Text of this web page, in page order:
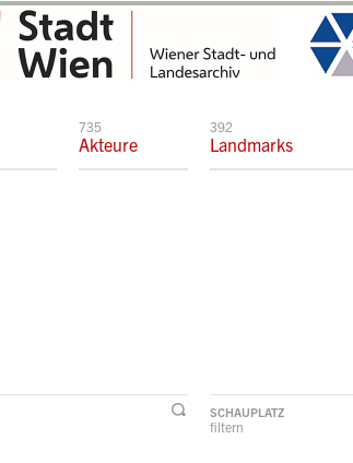
735
Akteure
392
Landmarks
SCHAUPLATZ
filtern